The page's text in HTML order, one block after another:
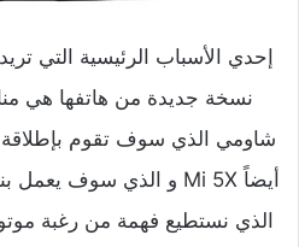
إحدي الأسباب الرئيسية التي
نسخة جديدة من هاتفها هي
الذي نستطيع فهمة من رغبة